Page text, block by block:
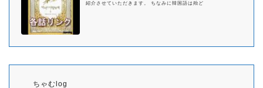
紹介させていただきます。 ちなみに韓国語は殆ど
ちゃむlog